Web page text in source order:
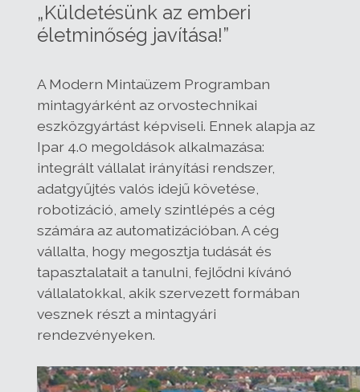
„Küldetésünk az emberi
életminőség javítása!”
A Modern Mintaüzem Programban
mintagyárként az orvostechnikai
eszközgyártást képviseli. Ennek alapja az
Ipar 4.0 megoldások alkalmazása:
integrált vállalat irányítási rendszer,
adatgyűjtés valós idejű követése,
robotizáció, amely szintlépés a cég
számára az automatizációban. A cég
vállalta, hogy megosztja tudását és
tapasztalatait a tanulni, fejlődni kívánó
vállalatokkal, akik szervezett formában
vesznek részt a mintagyári
rendezvényeken.